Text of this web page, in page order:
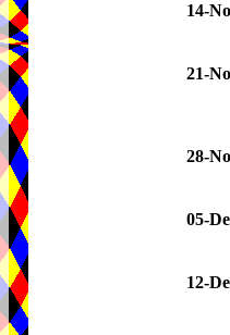
14-
21-
28-
05-
12-